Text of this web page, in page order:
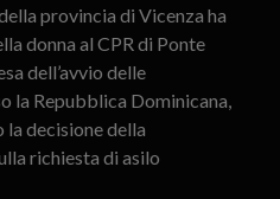
provincia di Vicenza ha
donna al CPR di Ponte
dell’avvio delle
la Repubblica Dominicana,
la decisione della
richiesta di asilo